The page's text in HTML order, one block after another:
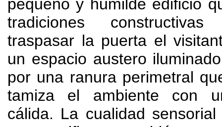
pequeño y humilde edificio
tradiciones constructivas
traspasar la puerta el
un espacio austero
por una ranura perimetral
tamiza el ambiente con
cálida. La cualidad